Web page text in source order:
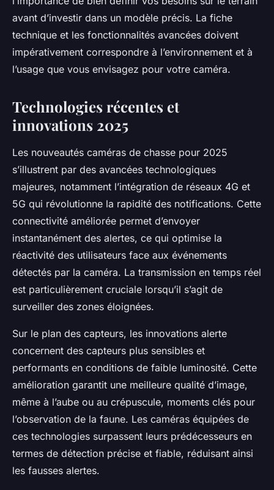
avant d’investir dans un modèle précis. La fiche
technique et les fonctionnalités avancées doivent
impérativement correspondre à l’environnement et à
l’usage que vous envisagez pour votre caméra.
Technologies récentes et
innovations 2025
Les nouveautés caméras de chasse pour 2025
s’illustrent par des avancées technologiques
majeures, notamment l’intégration de réseaux 4G et
5G qui révolutionne la rapidité des notifications. Cette
connectivité améliorée permet d’envoyer
instantanément des alertes, ce qui optimise la
réactivité des utilisateurs face aux événements
détectés par la caméra. La transmission en temps réel
est particulièrement cruciale lorsqu’il s’agit de
surveiller des zones éloignées.
Sur le plan des capteurs, les innovations alerte
concernent des capteurs plus sensibles et
performants en conditions de faible luminosité. Cette
amélioration garantit une meilleure qualité d’image,
même à l’aube ou au crépuscule, moments clés pour
l’observation de la faune. Les caméras équipées de
ces technologies surpassent leurs prédécesseurs en
termes de détection précise et fiable, réduisant ainsi
les fausses alertes.